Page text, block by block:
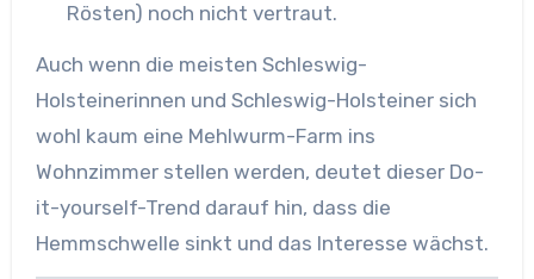
Rösten) noch nicht vertraut.
Auch wenn die meisten Schleswig-
Holsteinerinnen und Schleswig-Holsteiner sich
wohl kaum eine Mehlwurm-Farm ins
Wohnzimmer stellen werden, deutet dieser Do-
it-yourself-Trend darauf hin, dass die
Hemmschwelle sinkt und das Interesse wächst.